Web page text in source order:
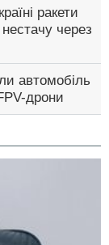
ракети
через
автомобіль
дрони